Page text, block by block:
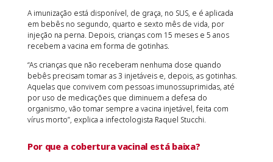
A imunização está disponível, de graça, no SUS, e é aplicada
em bebês no segundo, quarto e sexto mês de vida, por
injeção na perna. Depois, crianças com 15 meses e 5 anos
recebem a vacina em forma de gotinhas.
“As crianças que não receberam nenhuma dose quando
bebês precisam tomar as 3 injetáveis e, depois, as gotinhas.
Aquelas que convivem com pessoas imunossuprimidas, até
por uso de medicações que diminuem a defesa do
organismo, vão tomar sempre a vacina injetável, feita com
vírus morto”, explica a infectologista Raquel Stucchi.
Por que a cobertura vacinal está baixa?